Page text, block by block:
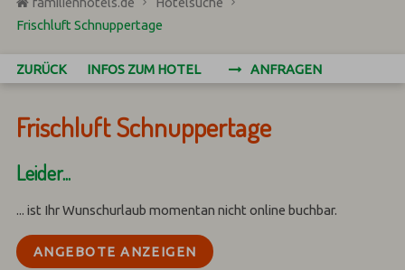
Frischluft Schnuppertage
ZURÜCK INFOS ZUM HOTEL ANFRAGEN
Frischluft Schnuppertage
Leider...
... ist Ihr Wunschurlaub momentan nicht online buchbar.
ANGEBOTE ANZEIGEN